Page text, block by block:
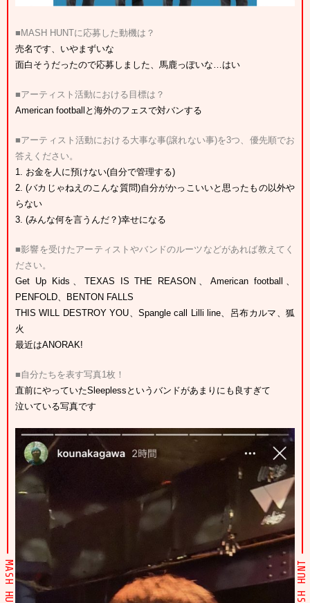
MASH HUNT MASH HUNT
■MASH HUNTに応募した動機は？
売名です、いやまずいな
面白そうだったので応募しました、馬鹿っぽいな…はい
■アーティスト活動における目標は？
American footballと海外のフェスで対バンする
■アーティスト活動における大事な事(譲れない事)を3つ、優先順でお
答えください。
1. お金を人に預けない(自分で管理する)
2. (バカじゃねえのこんな質問)自分がかっこいいと思ったもの以外や
らない
3. (みんな何を言うんだ？)幸せになる
■影響を受けたアーティストやバンドのルーツなどがあれば教えてく
ださい。
Get Up Kids、TEXAS IS THE REASON、American football、
PENFOLD、BENTON FALLS
THIS WILL DESTROY YOU、Spangle call Lilli line、呂布カルマ、狐
火
最近はANORAK!
■自分たちを表す写真1枚！
直前にやっていたSleeplessというバンドがあまりにも良すぎて
泣いている写真です